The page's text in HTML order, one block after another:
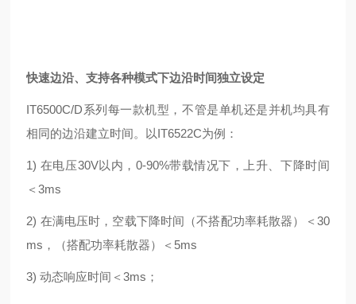
快速边沿、支持各种模式下边沿时间独立设定
IT6500C/D系列每一款机型，不管是单机还是并机均具有
相同的边沿建立时间。以IT6522C为例：
1) 在电压30V以内，0-90%带载情况下，上升、下降时间
＜3ms
2) 在满电压时，空载下降时间（不搭配功率耗散器）＜30
ms，（搭配功率耗散器）＜5ms
3) 动态响应时间＜3ms；